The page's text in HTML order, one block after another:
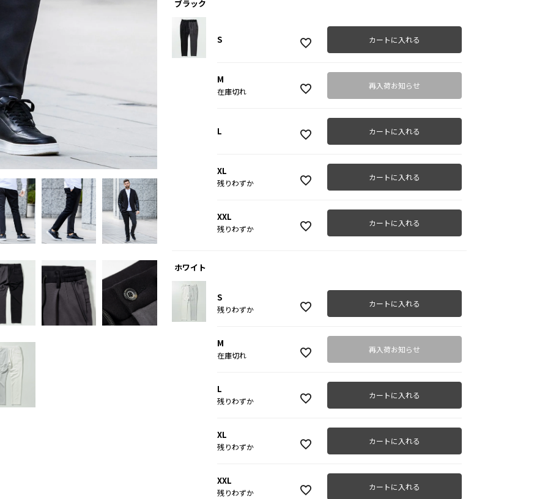
ブラック
S カートに入れる
M
在庫切れ
再入荷お知らせ
L カートに入れる
XL
残りわずか
カートに入れる
XXL
残りわずか
カートに入れる
ホワイト
S
残りわずか
カートに入れる
M
在庫切れ
再入荷お知らせ
L
残りわずか
カートに入れる
XL
残りわずか
カートに入れる
XXL
残りわずか
カートに入れる